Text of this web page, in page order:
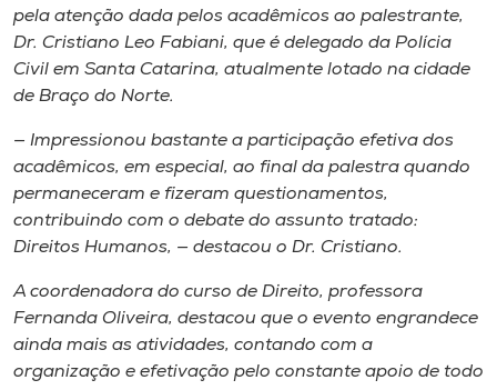
A+
A-
pela atenção dada pelos acadêmicos ao palestrante,
Dr. Cristiano Leo Fabiani, que é delegado da Polícia
Civil em Santa Catarina, atualmente lotado na cidade
de Braço do Norte.
— Impressionou bastante a participação efetiva dos
acadêmicos, em especial, ao final da palestra quando
permaneceram e fizeram questionamentos,
contribuindo com o debate do assunto tratado:
Direitos Humanos, — destacou o Dr. Cristiano.
A coordenadora do curso de Direito, professora
Fernanda Oliveira, destacou que o evento engrandece
ainda mais as atividades, contando com a
organização e efetivação pelo constante apoio de todo